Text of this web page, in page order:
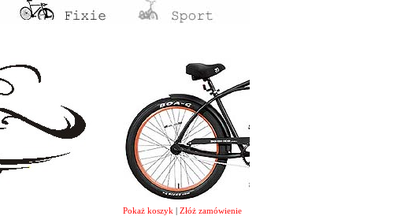
Pokaż koszyk Złóż zamówienie